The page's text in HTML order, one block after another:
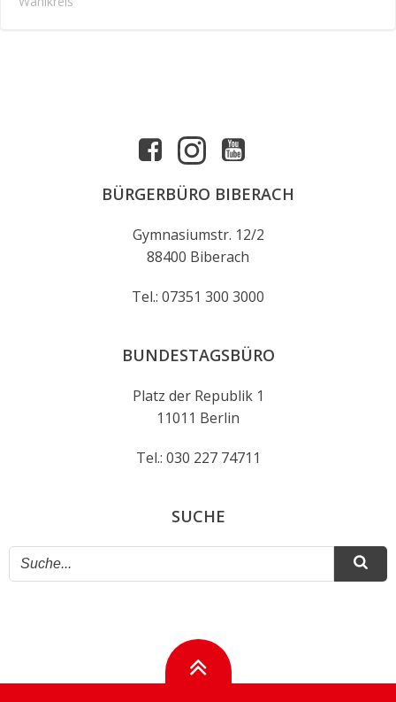
BÜRGERBÜRO BIBERACH
Gymnasiumstr. 12/2
88400 Biberach
Tel.: 07351 300 3000
BUNDESTAGSBÜRO
Platz der Republik 1
11011 Berlin
Tel.: 030 227 74711
SUCHE